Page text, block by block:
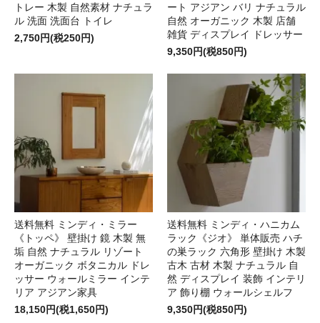
トレー 木製 自然素材 ナチュラ
ル 洗面 洗面台 トイレ
2,750円(税250円)
ート アジアン バリ ナチュラル
自然 オーガニック 木製 店舗
雑貨 ディスプレイ ドレッサー
9,350円(税850円)
送料無料 ミンディ・ミラー
《トッペ》 壁掛け 鏡 木製 無
垢 自然 ナチュラル リゾート
オーガニック ボタニカル ドレ
ッサー ウォールミラー インテ
リア アジアン家具
18,150円(税1,650円)
送料無料 ミンディ・ハニカム
ラック《ジオ》 単体販売 ハチ
の巣ラック 六角形 壁掛け 木製
古木 古材 木製 ナチュラル 自
然 ディスプレイ 装飾 インテリ
ア 飾り棚 ウォールシェルフ
9,350円(税850円)